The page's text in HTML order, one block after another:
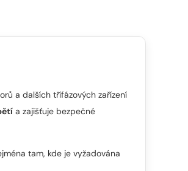
a dalších třífázových zařízení
a zajišťuje bezpečné
tam, kde je vyžadována